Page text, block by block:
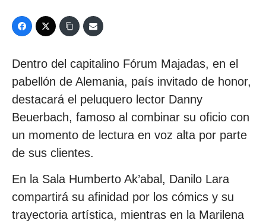
Dentro del capitalino Fórum Majadas, en el
pabellón de Alemania, país invitado de honor,
destacará el peluquero lector Danny
Beuerbach, famoso al combinar su oficio con
un momento de lectura en voz alta por parte
de sus clientes.
En la Sala Humberto Ak’abal, Danilo Lara
compartirá su afinidad por los cómics y su
trayectoria artística, mientras en la Marilena